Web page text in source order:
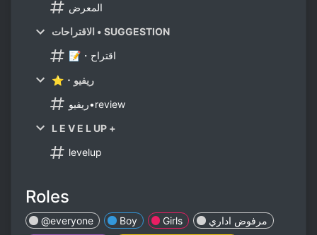
المعرض
الاقتراحات • SUGGESTION
📝・اقتراح
⭐・ريفيو
ريفيو•review
L E V E L UP +
levelup
Roles
@everyone Boy Girls
مرفوض اداري